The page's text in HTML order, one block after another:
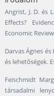
Angrist, J. D. és
Effects?
Economic
Darvas Ágnes
és lehetőségek.
Feischmidt
társadalmi